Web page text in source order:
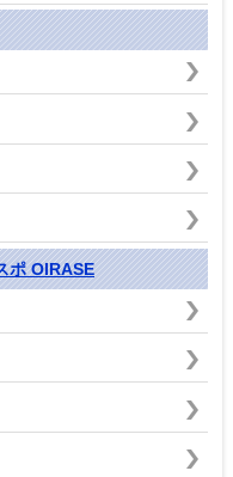
ポ OIRASE